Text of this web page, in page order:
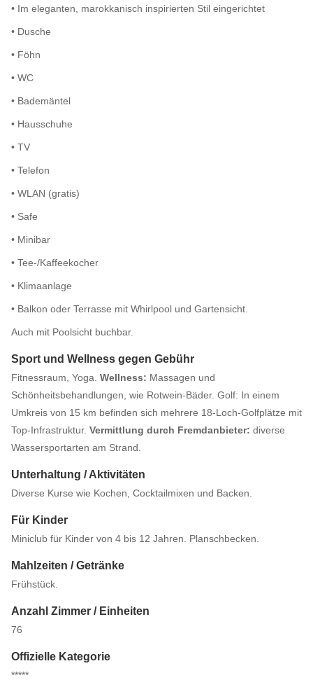
• Im eleganten, marokkanisch inspirierten Stil eingerichtet
• Dusche
• Föhn
• WC
• Bademäntel
• Hausschuhe
• TV
• Telefon
• WLAN (gratis)
• Safe
• Minibar
• Tee-/Kaffeekocher
• Klimaanlage
• Balkon oder Terrasse mit Whirlpool und Gartensicht.
Auch mit Poolsicht buchbar.
Sport und Wellness gegen Gebühr
Fitnessraum, Yoga. Wellness: Massagen und
Schönheitsbehandlungen, wie Rotwein-Bäder. Golf: In einem
Umkreis von 15 km befinden sich mehrere 18-Loch-Golfplätze mit
Top-Infrastruktur. Vermittlung durch Fremdanbieter: diverse
Wassersportarten am Strand.
Unterhaltung / Aktivitäten
Diverse Kurse wie Kochen, Cocktailmixen und Backen.
Für Kinder
Miniclub für Kinder von 4 bis 12 Jahren. Planschbecken.
Mahlzeiten / Getränke
Frühstück.
Anzahl Zimmer / Einheiten
76
Offizielle Kategorie
*****